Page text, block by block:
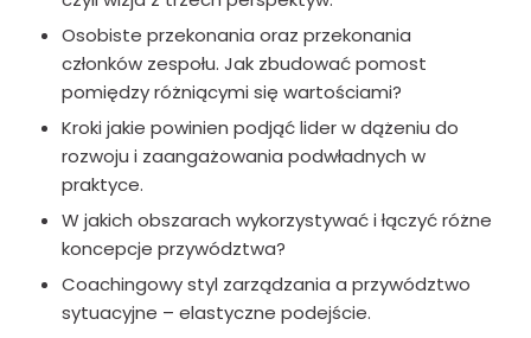
Osobiste przekonania oraz przekonania
członków zespołu. Jak zbudować pomost
pomiędzy różniącymi się wartościami?
Kroki jakie powinien podjąć lider w dążeniu do
rozwoju i zaangażowania podwładnych w
praktyce.
W jakich obszarach wykorzystywać i łączyć różne
koncepcje przywództwa?
Coachingowy styl zarządzania a przywództwo
sytuacyjne – elastyczne podejście.